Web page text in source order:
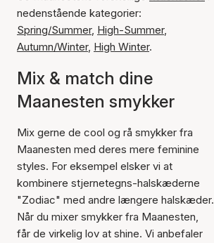
nedenstående kategorier:
Spring/Summer, High-Summer,
Autumn/Winter, High Winter.
Mix & match dine
Maanesten smykker
Mix gerne de cool og rå smykker fra
Maanesten med deres mere feminine
styles. For eksempel elsker vi at
kombinere stjernetegns-halskæderne
"Zodiac" med andre længere halskæder.
Når du mixer smykker fra Maanesten,
får de virkelig lov at shine. Vi anbefaler